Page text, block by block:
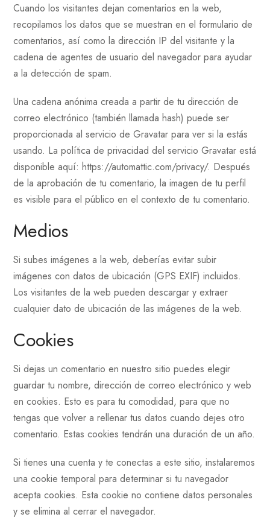
Cuando los visitantes dejan comentarios en la web,
recopilamos los datos que se muestran en el formulario de
comentarios, así como la dirección IP del visitante y la
cadena de agentes de usuario del navegador para ayudar
a la detección de spam.
Una cadena anónima creada a partir de tu dirección de
correo electrónico (también llamada hash) puede ser
proporcionada al servicio de Gravatar para ver si la estás
usando. La política de privacidad del servicio Gravatar está
disponible aquí: https://automattic.com/privacy/. Después
de la aprobación de tu comentario, la imagen de tu perfil
es visible para el público en el contexto de tu comentario.
Medios
Si subes imágenes a la web, deberías evitar subir
imágenes con datos de ubicación (GPS EXIF) incluidos.
Los visitantes de la web pueden descargar y extraer
cualquier dato de ubicación de las imágenes de la web.
Cookies
Si dejas un comentario en nuestro sitio puedes elegir
guardar tu nombre, dirección de correo electrónico y web
en cookies. Esto es para tu comodidad, para que no
tengas que volver a rellenar tus datos cuando dejes otro
comentario. Estas cookies tendrán una duración de un año.
Si tienes una cuenta y te conectas a este sitio, instalaremos
una cookie temporal para determinar si tu navegador
acepta cookies. Esta cookie no contiene datos personales
y se elimina al cerrar el navegador.